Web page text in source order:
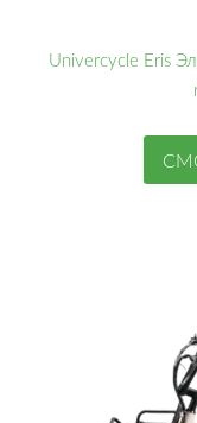
Univercycle Eris